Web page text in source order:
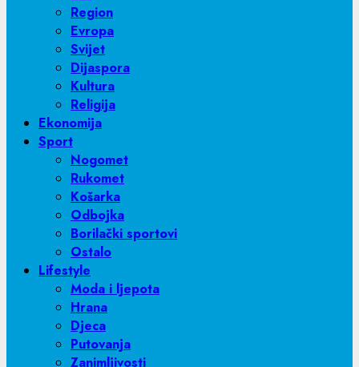
Region
Evropa
Svijet
Dijaspora
Kultura
Religija
Ekonomija
Sport
Nogomet
Rukomet
Košarka
Odbojka
Borilački sportovi
Ostalo
Lifestyle
Moda i ljepota
Hrana
Djeca
Putovanja
Zanimljivosti